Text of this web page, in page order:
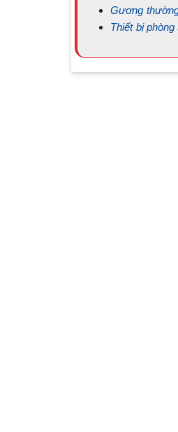
Gương
Thiết bị phòng